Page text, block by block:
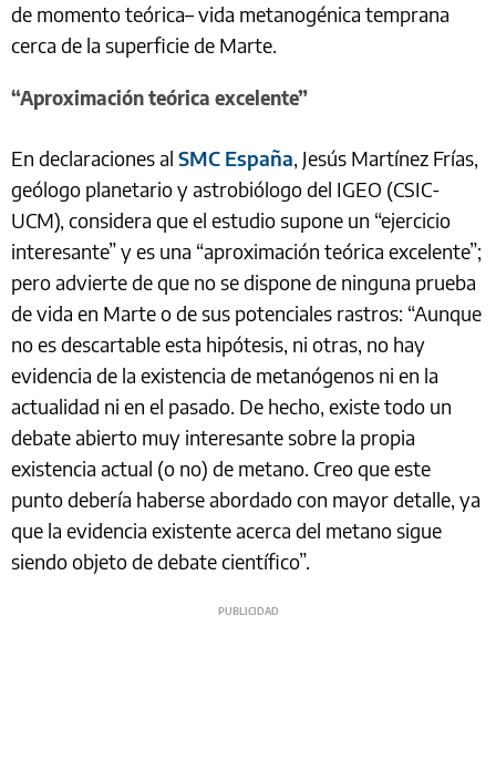
de momento teórica– vida metanogénica temprana
cerca de la superficie de Marte.
“Aproximación teórica excelente”
En declaraciones al SMC España, Jesús Martínez Frías,
geólogo planetario y astrobiólogo del IGEO (CSIC-
UCM), considera que el estudio supone un “ejercicio
interesante” y es una “aproximación teórica excelente”;
pero advierte de que no se dispone de ninguna prueba
de vida en Marte o de sus potenciales rastros: “Aunque
no es descartable esta hipótesis, ni otras, no hay
evidencia de la existencia de metanógenos ni en la
actualidad ni en el pasado. De hecho, existe todo un
debate abierto muy interesante sobre la propia
existencia actual (o no) de metano. Creo que este
punto debería haberse abordado con mayor detalle, ya
que la evidencia existente acerca del metano sigue
siendo objeto de debate científico”.